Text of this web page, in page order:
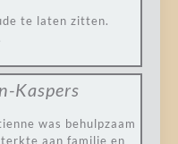
te laten zitten.
Kaspers
was behulpzaam
aan familie en